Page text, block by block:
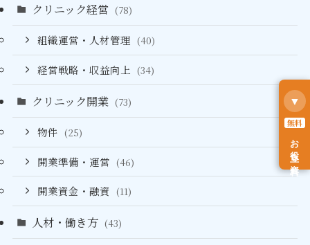
クリニック経営 (78)
組織運営・人材管理 (40)
経営戦略・収益向上 (34)
クリニック開業 (73)
物件 (25)
開業準備・運営 (46)
開業資金・融資 (11)
人材・働き方 (43)
▼
無料
お役立ち資料